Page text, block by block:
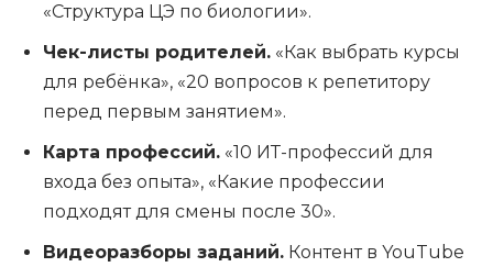
«Структура ЦЭ по биологии».
Чек-листы родителей. «Как выбрать курсы
для ребёнка», «20 вопросов к репетитору
перед первым занятием».
Карта профессий. «10 ИТ-профессий для
входа без опыта», «Какие профессии
подходят для смены после 30».
Видеоразборы заданий. Контент в YouTube